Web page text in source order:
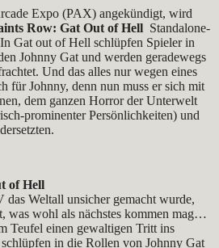
Expo (PAX) angekündigt, wird
Row: Gat Out of Hell Standalone-
Gat out of Hell schlüpfen Spieler in
Johnny Gat und werden geradewegs
Und das alles nur wegen eines
für Johnny, denn nun muss er sich mit
dem ganzen Horror der Unterwelt
prominenter Persönlichkeiten) und
of Hell
Weltall unsicher gemacht wurde,
was wohl als nächstes kommen mag…
Teufel einen gewaltigen Tritt ins
in die Rollen von Johnny Gat